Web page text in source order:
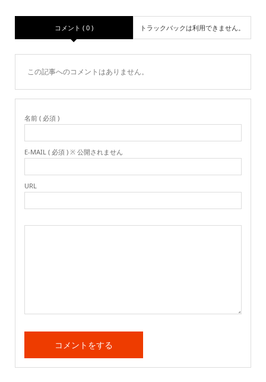
コメント ( 0 ) トラックバックは利用できません。
この記事へのコメントはありません。
名前 ( 必須 )
E-MAIL ( 必須 ) ※ 公開されません
URL